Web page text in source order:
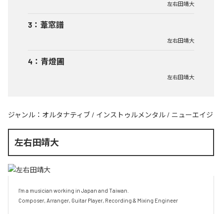
左右田靖大
3 ： 葦窓譜
左右田靖大
4 ： 青燈圃
左右田靖大
ジャンル： オルタナティブ / インストゥルメンタル / ニューエイジ
左右田靖大
I'm a musician working in Japan and Taiwan.
Composer, Arranger, Guitar Player, Recording & Mixing Engineer